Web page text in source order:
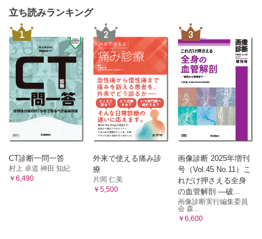
立ち読みランキング
1
CT診断一問一答
村上 卓道 神田 知紀
￥6,490
2
外来で使える痛み診
療
片岡 仁美
￥5,500
3
画像診断 2025年増刊
号（Vol.45 No.11）こ
れだけ押さえる全身
の血管解剖 ―破...
画像診断実行編集委員
会 森...
￥6,600